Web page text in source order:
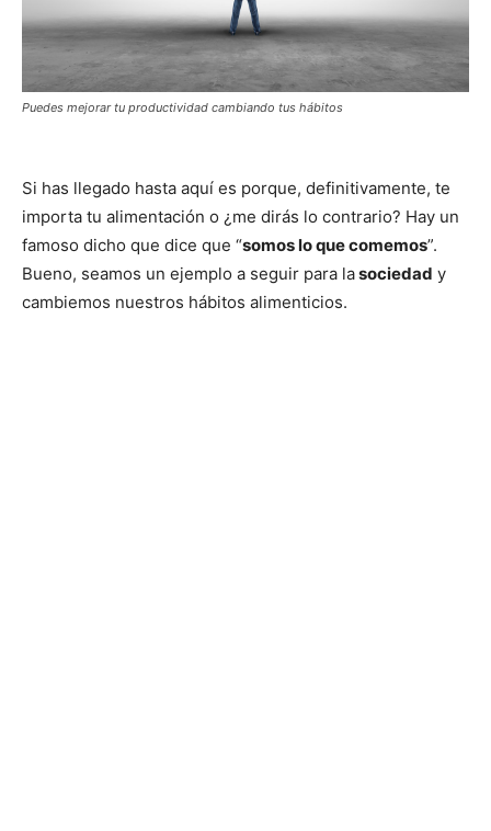
Puedes mejorar tu productividad cambiando tus hábitos
Si has llegado hasta aquí es porque, definitivamente, te
importa tu alimentación o ¿me dirás lo contrario? Hay un
famoso dicho que dice que “somos lo que comemos”.
Bueno, seamos un ejemplo a seguir para lasociedad y
cambiemos nuestros hábitos alimenticios.